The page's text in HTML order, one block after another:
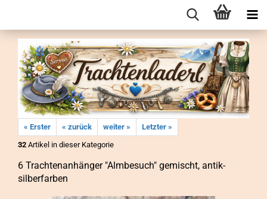
« Erster « zurück weiter »
Letzter »
32 Artikel in dieser Kategorie
6 Trach­ten­an­hän­ger "Alm­be­such" ge­mischt, antik-​
silberfarben